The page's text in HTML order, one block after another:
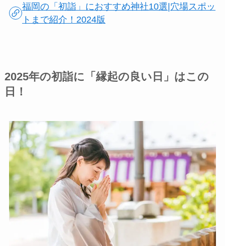
福岡の「初詣」におすすめ神社10選|穴場スポッ
トまで紹介！2024版
2025年の初詣に「縁起の良い日」はこの
日！